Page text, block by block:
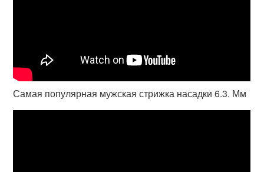
Самая популярная мужская стрижка насадки 6.3. Мм